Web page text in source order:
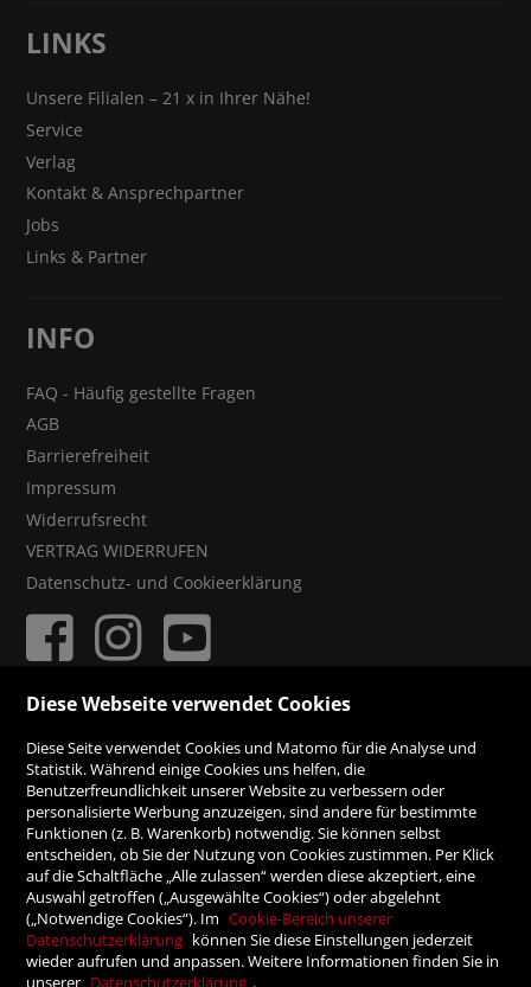
LINKS
Unsere Filialen – 21 x in Ihrer Nähe!
Service
Verlag
Kontakt & Ansprechpartner
Jobs
Links & Partner
INFO
FAQ - Häufig gestellte Fragen
AGB
Barrierefreiheit
Impressum
Widerrufsrecht
VERTRAG WIDERRUFEN
Datenschutz- und Cookieerklärung
Rechnung
Vorauskasse
SICHER ONLINE SHOPPEN!
Diese Webseite verwendet Cookies
Diese Seite verwendet Cookies und Matomo für die Analyse und
Statistik. Während einige Cookies uns helfen, die
Benutzerfreundlichkeit unserer Website zu verbessern oder
personalisierte Werbung anzuzeigen, sind andere für bestimmte
Funktionen (z. B. Warenkorb) notwendig. Sie können selbst
entscheiden, ob Sie der Nutzung von Cookies zustimmen. Per Klick
auf die Schaltfläche „Alle zulassen“ werden diese akzeptiert, eine
Auswahl getroffen („Ausgewählte Cookies“) oder abgelehnt
(„Notwendige Cookies“). Im Cookie-Bereich unserer
Datenschutzerklärung können Sie diese Einstellungen jederzeit
wieder aufrufen und anpassen. Weitere Informationen finden Sie in
unserer Datenschutzerklärung .